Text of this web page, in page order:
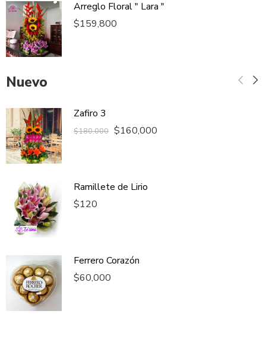
Arreglo Floral " Lara "
$159,800
Nuevo
Zafiro 3
$180,000 $160,000
Ramillete de Lirio
$120
Ferrero Corazón
$60,000